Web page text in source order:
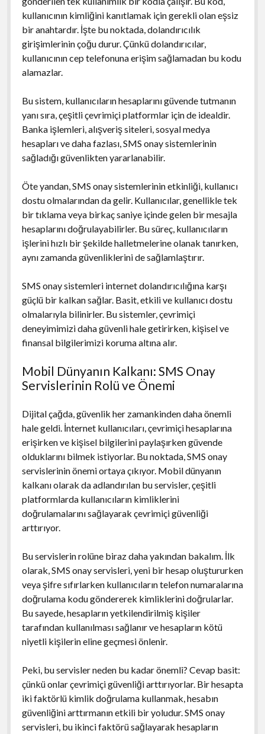
kullanıcının kimliğini kanıtlamak için gerekli olan eşsiz
bir anahtardır. İşte bu noktada, dolandırıcılık
girişimlerinin çoğu durur. Çünkü dolandırıcılar,
kullanıcının cep telefonuna erişim sağlamadan bu kodu
alamazlar.
Bu sistem, kullanıcıların hesaplarını güvende tutmanın
yanı sıra, çeşitli çevrimiçi platformlar için de idealdir.
Banka işlemleri, alışveriş siteleri, sosyal medya
hesapları ve daha fazlası, SMS onay sistemlerinin
sağladığı güvenlikten yararlanabilir.
Öte yandan, SMS onay sistemlerinin etkinliği, kullanıcı
dostu olmalarından da gelir. Kullanıcılar, genellikle tek
bir tıklama veya birkaç saniye içinde gelen bir mesajla
hesaplarını doğrulayabilirler. Bu süreç, kullanıcıların
işlerini hızlı bir şekilde halletmelerine olanak tanırken,
aynı zamanda güvenliklerini de sağlamlaştırır.
SMS onay sistemleri internet dolandırıcılığına karşı
güçlü bir kalkan sağlar. Basit, etkili ve kullanıcı dostu
olmalarıyla bilinirler. Bu sistemler, çevrimiçi
deneyimimizi daha güvenli hale getirirken, kişisel ve
finansal bilgilerimizi koruma altına alır.
Mobil Dünyanın Kalkanı: SMS Onay
Servislerinin Rolü ve Önemi
Dijital çağda, güvenlik her zamankinden daha önemli
hale geldi. İnternet kullanıcıları, çevrimiçi hesaplarına
erişirken ve kişisel bilgilerini paylaşırken güvende
olduklarını bilmek istiyorlar. Bu noktada, SMS onay
servislerinin önemi ortaya çıkıyor. Mobil dünyanın
kalkanı olarak da adlandırılan bu servisler, çeşitli
platformlarda kullanıcıların kimliklerini
doğrulamalarını sağlayarak çevrimiçi güvenliği
arttırıyor.
Bu servislerin rolüne biraz daha yakından bakalım. İlk
olarak, SMS onay servisleri, yeni bir hesap oluştururken
veya şifre sıfırlarken kullanıcıların telefon numaralarına
doğrulama kodu göndererek kimliklerini doğrularlar.
Bu sayede, hesapların yetkilendirilmiş kişiler
tarafından kullanılması sağlanır ve hesapların kötü
niyetli kişilerin eline geçmesi önlenir.
Peki, bu servisler neden bu kadar önemli? Cevap basit:
çünkü onlar çevrimiçi güvenliği arttırıyorlar. Bir hesapta
iki faktörlü kimlik doğrulama kullanmak, hesabın
güvenliğini arttırmanın etkili bir yoludur. SMS onay
servisleri, bu ikinci faktörü sağlayarak hesapların